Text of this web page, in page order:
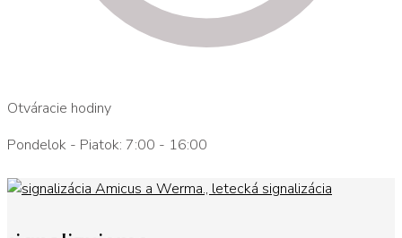
Otváracie hodiny
Pondelok - Piatok: 7:00 - 16:00